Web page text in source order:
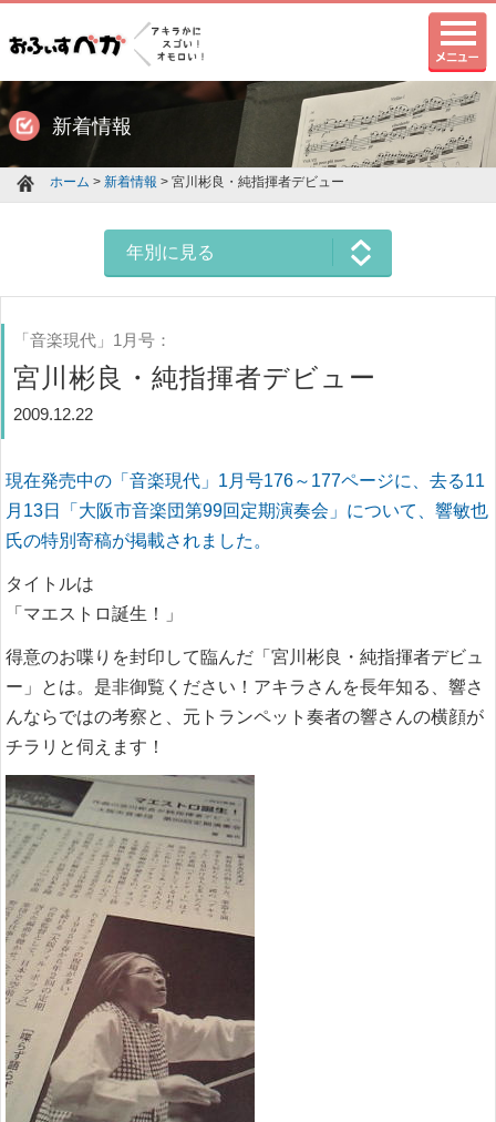
新着情報
ホーム > 新着情報 > 宮川彬良・純指揮者デビュー
年別に見る
「音楽現代」1月号：
宮川彬良・純指揮者デビュー
2009.12.22
現在発売中の 「音楽現代」1月号176～177ページに、去る11
月13日「大阪市音楽団第99回定期演奏会」について、響敏也
氏の特別寄稿が掲載されました。
タイトルは
「マエストロ誕生！」
得意のお喋りを封印して臨んだ「宮川彬良・純指揮者デビュ
ー」とは。是非御覧ください！アキラさんを長年知る、響さ
んならではの考察と、元トランペット奏者の響さんの横顔が
チラリと伺えます！